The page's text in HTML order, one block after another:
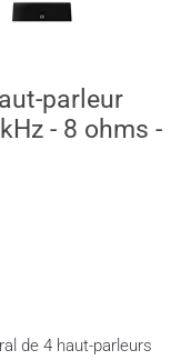
parleur
- 8 ohms -
de 4 haut-parleurs